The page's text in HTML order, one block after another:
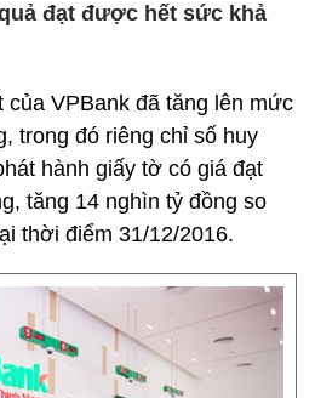
đạt được hết sức khả
của VPBank đã tăng lên mức
trong đó riêng chỉ số huy
hành giấy tờ có giá đạt
tăng 14 nghìn tỷ đồng so
thời điểm 31/12/2016.